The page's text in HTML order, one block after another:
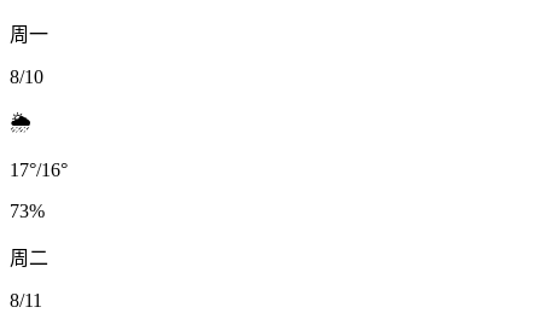
周一
8/10
🌦️
17°/16°
73%
周二
8/11